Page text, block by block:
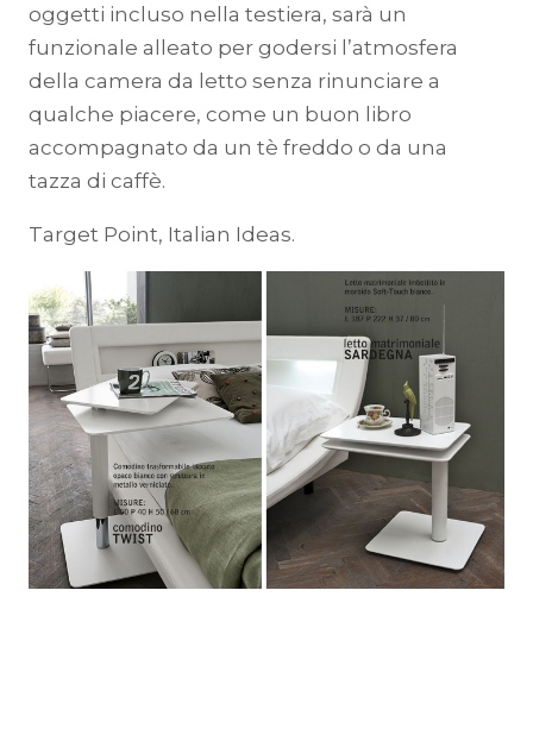
oggetti incluso nella testiera, sarà un
funzionale alleato per godersi l’atmosfera
della camera da letto senza rinunciare a
qualche piacere, come un buon libro
accompagnato da un tè freddo o da una
tazza di caffè.
Target Point, Italian Ideas.